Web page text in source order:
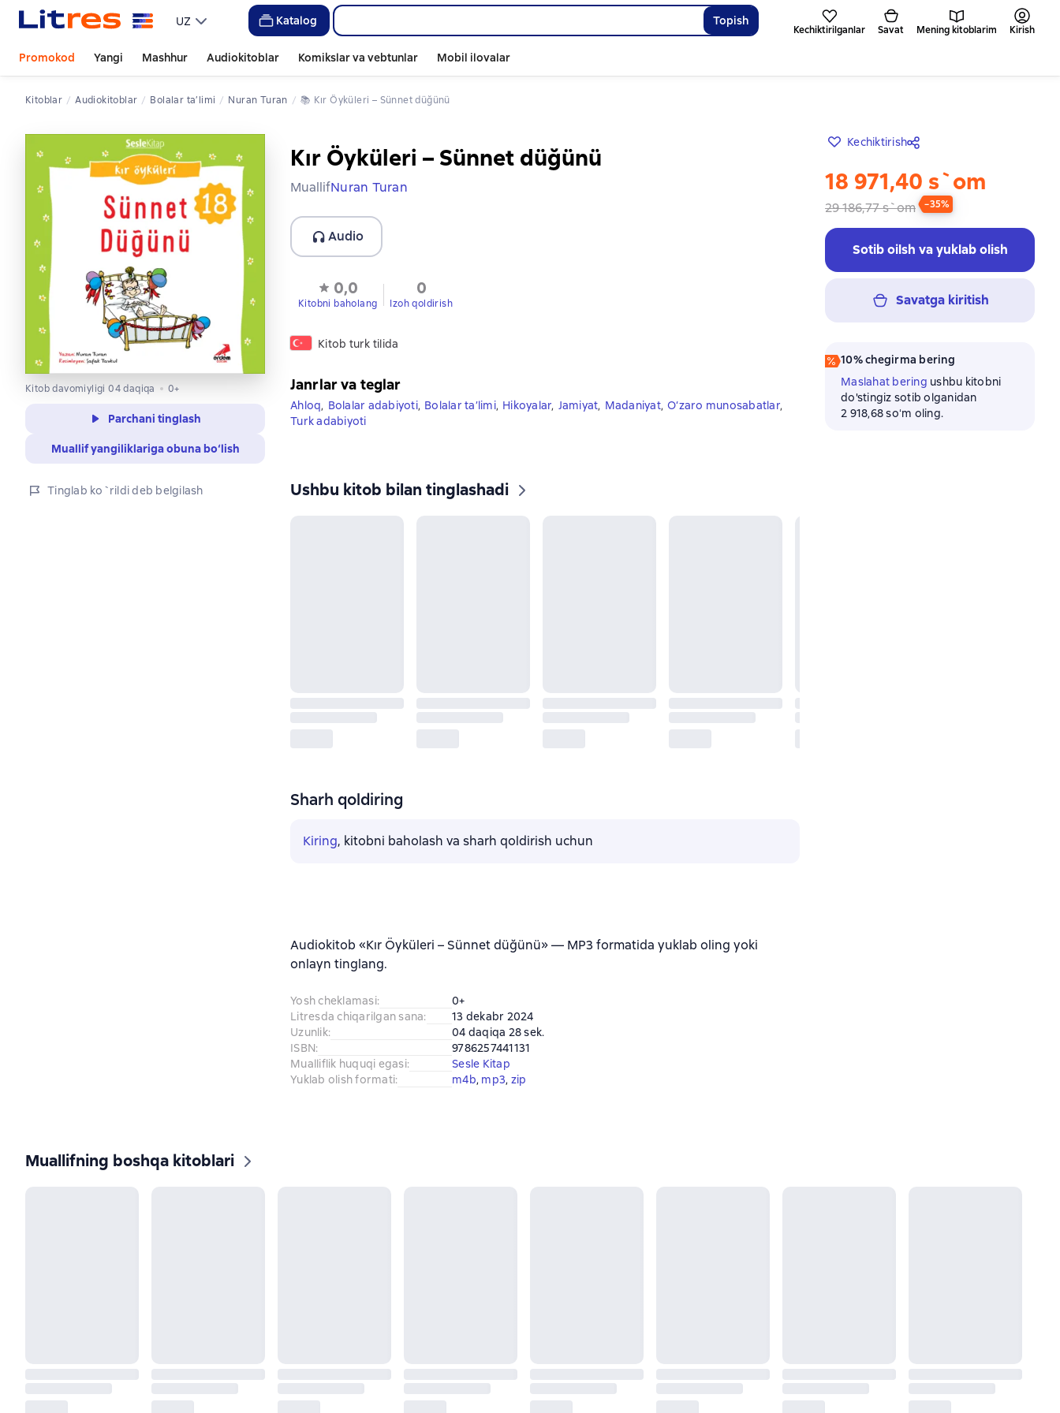
UZ Katalog Topish
Kechiktirilganlar Savat Mening kitoblarim Kirish
Promokod Yangi Mashhur Audiokitoblar Komikslar va vebtunlar Mobil ilovalar
Kitoblar Audiokitoblar bolalar ta’limi Nuran Turan 📚 Kır Öyküleri – Sünnet düğünü
Kitob davomiyligi 04 daqiqa 0+
Parchani tinglash
Muallif yangiliklariga obuna bo‘lish
Tinglab ko`rildi deb belgilash
Kır Öyküleri – Sünnet düğünü
MuallifNuran Turan
Audio
0,0
Kitobni baholang
0
Izoh qoldirish
Kitob turk tilida
Kechiktirish
18 971,40 s`om
29 186,77 s`om −35%
Sotib oilsh va yuklab olish
Savatga kiritish
10% chegirma bering
Maslahat bering ushbu kitobni
do'stingiz sotib olganidan
2 918,68 soʻm oling.
Janrlar va teglar
Ahloq, Bolalar adabiyoti, Bolalar ta’limi, Hikoyalar, Jamiyat, Madaniyat, O‘zaro munosabatlar,
Turk adabiyoti
Ushbu kitob bilan tinglashadi
Sharh qoldiring
Kiring, kitobni baholash va sharh qoldirish uchun
Audiokitob «Kır Öyküleri – Sünnet düğünü» — MP3 formatida yuklab oling yoki
onlayn tinglang.
Yosh cheklamasi:
0+
Litresda chiqarilgan sana:
13 dekabr 2024
Uzunlik:
04 daqiqa 28 sek.
ISBN:
9786257441131
Mualliflik huquqi egasi:
Sesle Kitap
Yuklab olish formati: m4b, mp3, zip
Muallifning boshqa kitoblari